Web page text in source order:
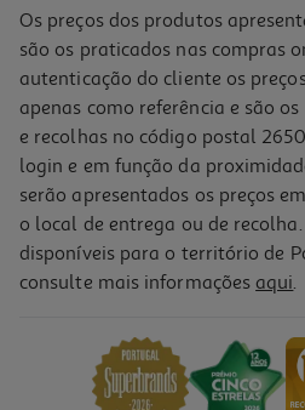
Os preços dos produtos
são os praticados nas compras
autenticação do cliente os
apenas como referência e são
e recolhas no código postal
login e em função da
serão apresentados os preços
o local de entrega ou de
disponíveis para o território de
consulte mais informações aqui.